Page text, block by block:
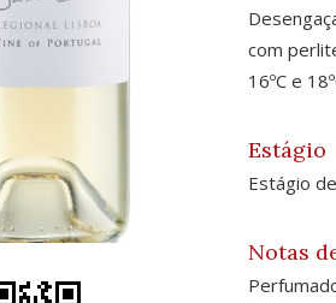
com
16ºC e
Estágio
Estágio
Notas